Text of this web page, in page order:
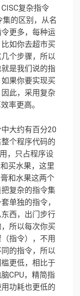
复杂指令
集的区别，从名
更多，每种运
如你去超市买
个步骤，所以
是我们说的指
果你要实现买
此，采用复杂
率更高。
大约有百分20
个程序代码的
，只占程序设
买水果，这里
和水果这两个
复杂的指令集
单独的指令，
西，出门步行
所以每次你买
指令），不用
的指令，所以
更低，相比于
CPU，精简指
功耗也更低的